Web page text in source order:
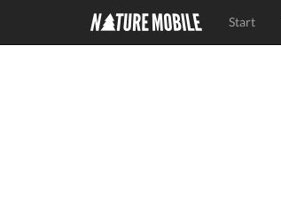
Start